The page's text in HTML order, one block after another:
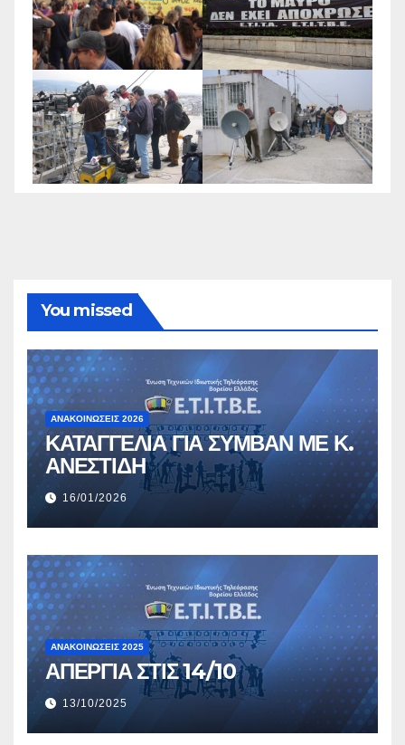
You missed
ΑΝΑΚΟΙΝΏΣΕΙΣ 2026
ΚΑΤΑΓΓΕΛΙΑ ΓΙΑ ΣΥΜΒΑΝ ΜΕ Κ.
ΑΝΕΣΤΙΔΗ
16/01/2026
ΑΝΑΚΟΙΝΏΣΕΙΣ 2025
ΑΠΕΡΓΙΑ ΣΤΙΣ 14/10
13/10/2025